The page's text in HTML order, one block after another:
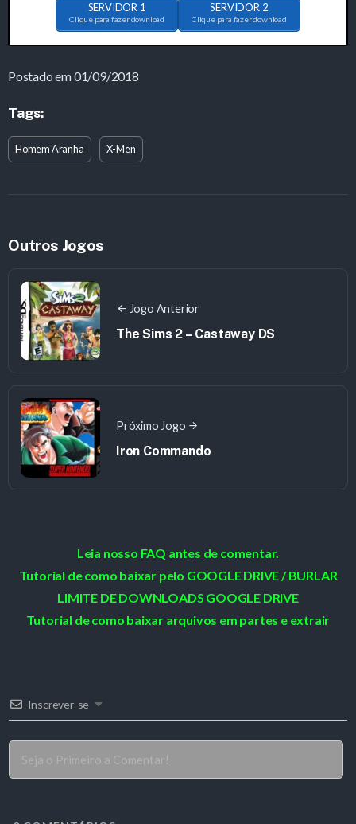
SERVIDOR 1
Clique para fazer download
SERVIDOR 2
Clique para fazer download
Postado em 01/09/2018
Tags:
Homem Aranha X-Men
Outros Jogos
Jogo Anterior
The Sims 2 – Castaway DS
Próximo Jogo
Iron Commando
Leia nosso FAQ antes de comentar.
Tutorial de como baixar pelo GOOGLE DRIVE / BURLAR
LIMITE DE DOWNLOADS GOOGLE DRIVE
Tutorial de como baixar arquivos em partes e extrair
Inscrever-se